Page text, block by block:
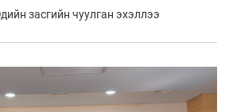
засгийн чуулган эхэллээ